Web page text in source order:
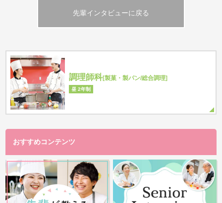
先輩インタビューに戻る
調理師科[製菓・製パン/総合調理]
昼 2年制
おすすめコンテンツ